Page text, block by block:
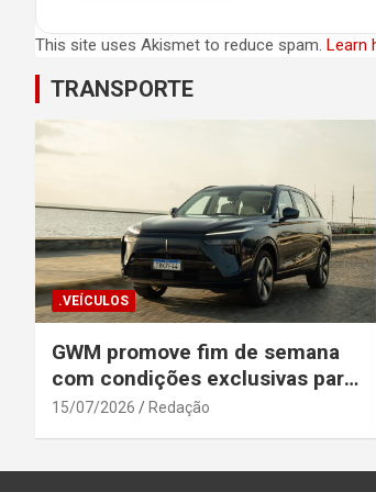
This site uses Akismet to reduce spam. Learn
TRANSPORTE
.VEÍCULOS
GWM promove fim de semana
com condições exclusivas para
o Wey 07
15/07/2026 Redação